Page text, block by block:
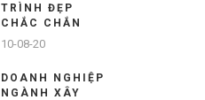
TRÌNH ĐẸP
CHẮC CHẮN
10-08-20
DOANH NGHIỆP
NGÀNH XÂY